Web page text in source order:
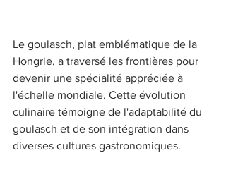
Le goulasch, plat emblématique de la
Hongrie, a traversé les frontières pour
devenir une spécialité appréciée à
l'échelle mondiale. Cette évolution
culinaire témoigne de l'adaptabilité du
goulasch et de son intégration dans
diverses cultures gastronomiques.